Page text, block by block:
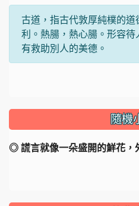
古道，指古代敦厚純樸的
利。熱腸，熱心腸。形容
有救助別人的美德。
隨機
◎ 謊言就像一朵盛開的鮮花，